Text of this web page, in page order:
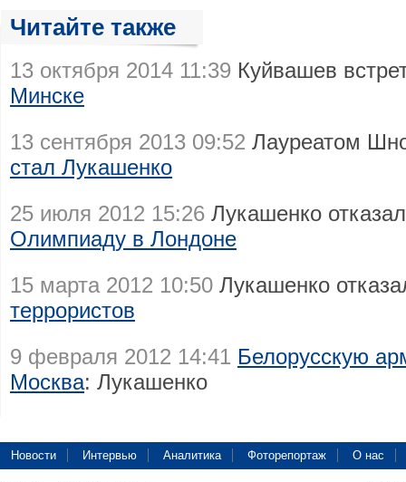
Читайте также
13 октября 2014 11:39 Куйвашев
Минске
13 сентября 2013 09:52 Лауреатом
стал Лукашенко
25 июля 2012 15:26 Лукашенко
Олимпиаду в Лондоне
15 марта 2012 10:50 Лукашенко
террористов
9 февраля 2012 14:41 Белорусскую
Москва: Лукашенко
Новости Интервью Аналитика Фоторепортаж О нас